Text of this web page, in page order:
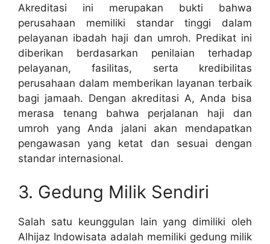
Akreditasi ini merupakan bukti bahwa
perusahaan memiliki standar tinggi dalam
pelayanan ibadah haji dan umroh. Predikat ini
diberikan berdasarkan penilaian terhadap
pelayanan, fasilitas, serta kredibilitas
perusahaan dalam memberikan layanan terbaik
bagi jamaah. Dengan akreditasi A, Anda bisa
merasa tenang bahwa perjalanan haji dan
umroh yang Anda jalani akan mendapatkan
pengawasan yang ketat dan sesuai dengan
standar internasional.
3. Gedung Milik Sendiri
Salah satu keunggulan lain yang dimiliki oleh
Alhijaz Indowisata adalah memiliki gedung milik